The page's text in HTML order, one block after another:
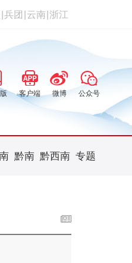
兵团 云南 浙江
客户端 微博 公众号
黔南 黔西南 专题